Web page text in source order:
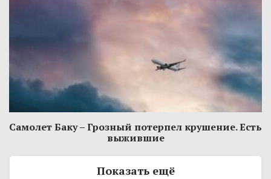
Самолет Баку – Грозный потерпел крушение. Есть
выжившие
Показать ещё